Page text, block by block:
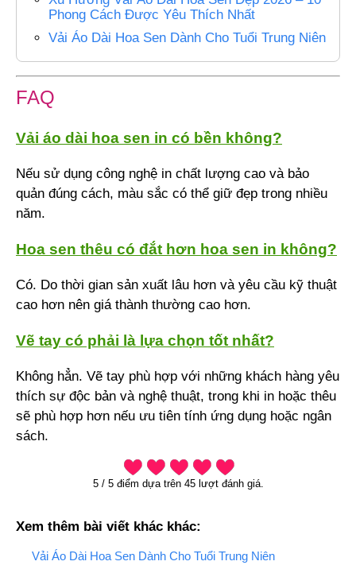
Phong Cách Được Yêu Thích Nhất
Vải Áo Dài Hoa Sen Dành Cho Tuổi Trung Niên
FAQ
Vải áo dài hoa sen in có bền không?
Nếu sử dụng công nghệ in chất lượng cao và bảo
quản đúng cách, màu sắc có thể giữ đẹp trong nhiều
năm.
Hoa sen thêu có đắt hơn hoa sen in không?
Có. Do thời gian sản xuất lâu hơn và yêu cầu kỹ thuật
cao hơn nên giá thành thường cao hơn.
Vẽ tay có phải là lựa chọn tốt nhất?
Không hẳn. Vẽ tay phù hợp với những khách hàng yêu
thích sự độc bản và nghệ thuật, trong khi in hoặc thêu
sẽ phù hợp hơn nếu ưu tiên tính ứng dụng hoặc ngân
sách.
5/ 5điểm dựa trên 45lượt đánh giá.
Xem thêm bài viết khác khác:
Vải Áo Dài Hoa Sen Dành Cho Tuổi Trung Niên